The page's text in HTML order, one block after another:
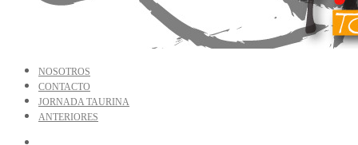
NOSOTROS
CONTACTO
JORNADA TAURINA
ANTERIORES